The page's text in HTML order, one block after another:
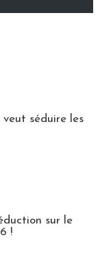
séduire les
sur le
!